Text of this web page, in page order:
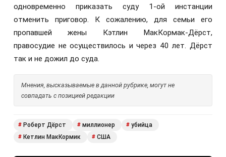
одновременно приказать суду 1-ой инстанции
отменить приговор. К сожалению, для семьи его
пропавшей жены Кэтлин МакКормак-Дёрст,
правосудие не осуществилось и через 40 лет. Дёрст
так и не дожил до суда.
Мнения, высказываемые в данной рубрике, могут не
совпадать с позицией редакции
# Роберт Дёрст # миллионер # убийца
# Кетлин МакКормик # США